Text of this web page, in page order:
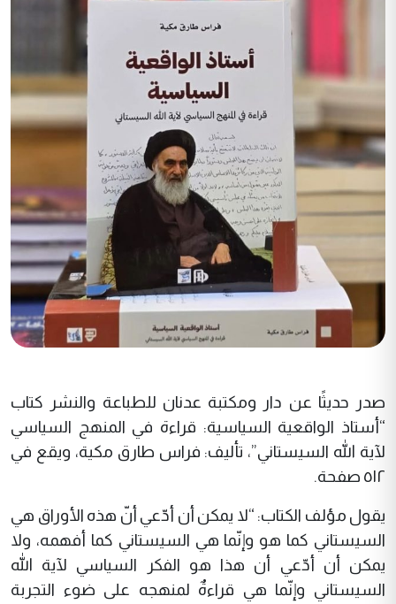
صدر حديثًا عن دار ومكتبة عدنان للطباعة والنشر كتاب
“أستاذ الواقعية السياسية: قراءة في المنهج السياسي
لآية الله السيستاني”، تأليف: فراس طارق مكية، ويقع في
٥١٢ صفحة.
يقول مؤلف الكتاب: “لا يمكن أن أدّعي أنّ هذه الأوراق هي
السيستاني كما هو وإنّما هي السيستاني كما أفهمه، ولا
يمكن أن أدّعي أن هذا هو الفكر السياسي لآية الله
السيستاني وإنّما هي قراءةٌ لمنهجه على ضوء التجربة